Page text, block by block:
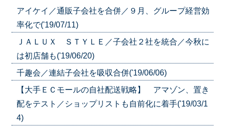
アイケイ／通販子会社を合併／９月、グループ経営効
率化で('19/07/11)
ＪＡＬＵＸ ＳＴＹＬＥ／子会社２社を統合／今秋に
は初店舗も('19/06/20)
千趣会／連結子会社を吸収合併('19/06/06)
【大手ＥＣモールの自社配送戦略】 アマゾン、置き
配をテスト／ショップリストも自前化に着手('19/03/1
4)